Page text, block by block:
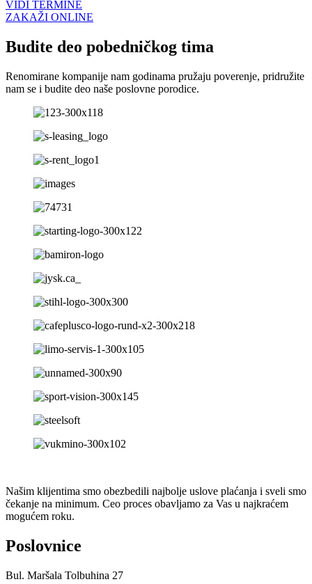
VIDI TERMINE
ZAKAŽI ONLINE
Budite deo pobedničkog tima
Renomirane kompanije nam godinama pružaju poverenje, pridružite
nam se i budite deo naše poslovne porodice.
Našim klijentima smo obezbedili najbolje uslove plaćanja i sveli smo
čekanje na minimum. Ceo proces obavljamo za Vas u najkraćem
mogućem roku.
Poslovnice
Bul. Maršala Tolbuhina 27